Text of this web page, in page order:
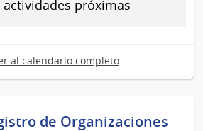
actividades próximas
al calendario completo
de Organizaciones